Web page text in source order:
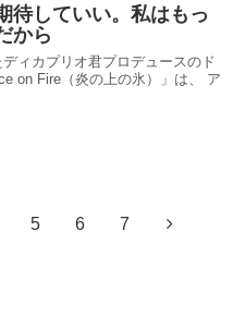
待していい。私はもっ
から
ィカプリオ君プロデュースのド
on Fire（炎の上の氷）」は、 ア
5 6 7